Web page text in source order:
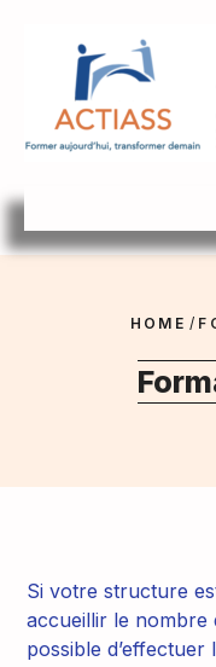
HOME /
Si votre structure
accueillir le nombre
possible